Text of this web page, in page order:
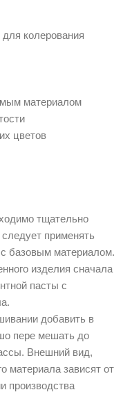
колерования
материалом
цветов
тщательно
применять
базовым материалом.
изделия сначала
пасты с
добавить в
пере мешать до
Внешний вид,
материала зависят от
производства